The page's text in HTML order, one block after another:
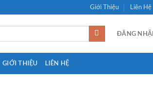
Giới Thiệu Liên Hệ
ĐĂNG
GIỚI THIỆU LIÊN HỆ